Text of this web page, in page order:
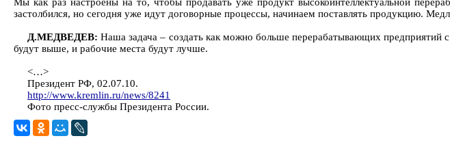
застолбился, но сегодня уже идут договорные процессы, начинаем поставлять продукцию.
Д.МЕДВЕДЕВ:Наша задача – создать как можно больше перерабатывающих предприятий
будут выше, и рабочие места будут лучше.
<…>
Президент РФ, 02.07.10.
http://www.kremlin.ru/news/8241
Фото пресс-службы Президента России.